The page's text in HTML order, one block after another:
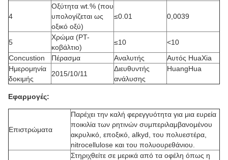
4
Οξύτητα wt.% (που
υπολογίζεται ως
οξικό οξύ)
≤0.01 0,0039
5
Χρώμα (PT-
κοβάλτιο)
≤10
<10
Concustion
Πέρασμα Αναλυτής
Αυτός HuaXia
Ημερομηνία
δοκιμής
2015/10/11
Διευθυντής
ανάλυσης
HuangHua
Εφαρμογές:
Επιστρώματα
Παρέχει την καλή φερεγγυότητα για μια ευρεία
ποικιλία των ρητινών συμπεριλαμβανομένου
ακρυλικό, εποξικό, alkyd, του πολυεστέρα,
nitrocellulose και του πολυουρεθάνιου.
Στηριχθείτε σε μερικά από τα οφέλη όπως η